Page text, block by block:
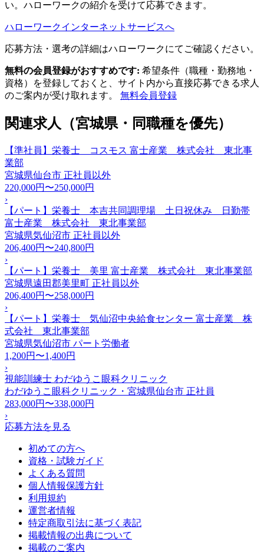
い。ハローワークの紹介を受けて応募できます。
ハローワークインターネットサービスへ
応募方法・選考の詳細はハローワークにてご確認ください。
無料の会員登録がおすすめです: 希望条件（職種・勤務地・
資格）を登録しておくと、サイト内から直接応募できる求人
のご案内が受け取れます。 無料会員登録
関連求人（宮城県・同職種を優先）
【準社員】栄養士 コスモス 富士産業 株式会社 東北事
業部
宮城県仙台市 正社員以外
220,000円〜250,000円
›
【パート】栄養士 本吉共同調理場 土日祝休み 日勤帯
富士産業 株式会社 東北事業部
宮城県気仙沼市 正社員以外
206,400円〜240,800円
›
【パート】栄養士 美里 富士産業 株式会社 東北事業部
宮城県遠田郡美里町 正社員以外
206,400円〜258,000円
›
【パート】栄養士 気仙沼中央給食センター 富士産業 株
式会社 東北事業部
宮城県気仙沼市 パート労働者
1,200円〜1,400円
›
視能訓練士 わだゆうこ眼科クリニック
わだゆうこ眼科クリニック・宮城県仙台市 正社員
283,000円〜338,000円
›
応募方法を見る
初めての方へ
資格・試験ガイド
よくある質問
個人情報保護方針
利用規約
運営者情報
特定商取引法に基づく表記
掲載情報の出典について
掲載のご案内